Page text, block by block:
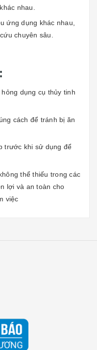
nhau.
ứng dụng khác nhau,
chuyên sâu.
dụng cụ thủy tinh
cách để tránh bị ăn
trước khi sử dụng để
thể thiếu trong các
lợi và an toàn cho
việc